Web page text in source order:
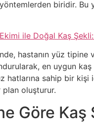
biridir.
ile Doğal Kaş
hastanın yüz tipine
en uygun
hatlarına sahip bir
oluşturur.
Göre Kaş